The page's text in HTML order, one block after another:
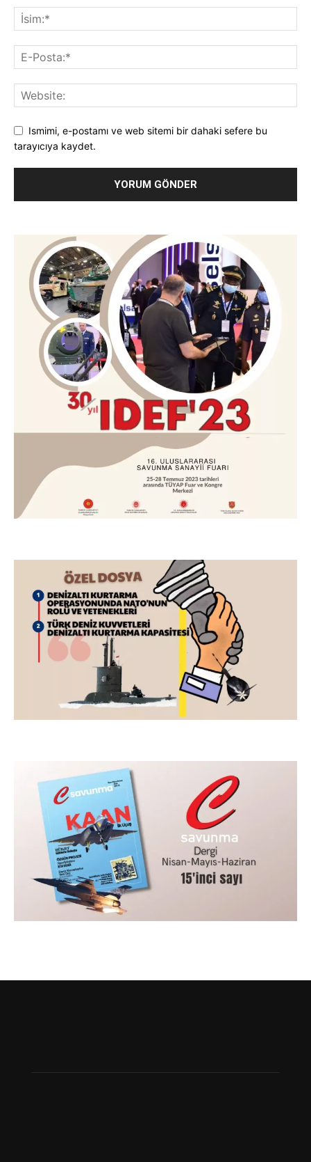
Ismimi, e-postamı ve web sitemi bir dahaki sefere bu
tarayıcıya kaydet.